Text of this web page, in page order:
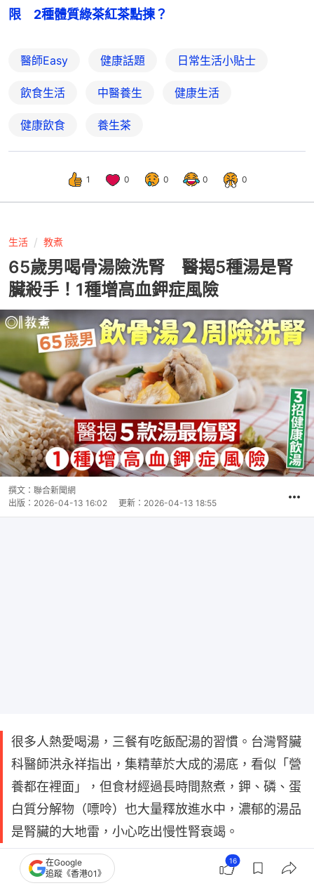
限　2種體質綠茶紅茶點揀？
醫師Easy 健康話題 日常生活小貼士
飲食生活 中醫養生 健康生活
健康飲食 養生茶
1 0 0 0 0
生活 教煮
65歲男喝骨湯險洗腎 醫揭5種湯是腎
臟殺手！1種增高血鉀症風險
撰文： 聯合新聞網
出版： 2026-04-13 16:02 更新： 2026-04-13 18:55
很多人熱愛喝湯，三餐有吃飯配湯的習慣。台灣腎臟
科醫師洪永祥指出，集精華於大成的湯底，看似「營
養都在裡面」，但食材經過長時間熬煮，鉀、磷、蛋
白質分解物（嘌呤）也大量釋放進水中，濃郁的湯品
是腎臟的大地雷，小心吃出慢性腎衰竭。
洪永祥在Facebook「洪永祥醫師的慢性腎衰竭攻城
在Google
追蹤《香港01》
16